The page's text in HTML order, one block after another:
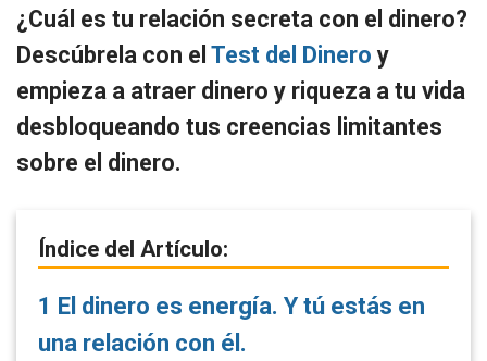
¿Cuál es tu relación secreta con el dinero?
Descúbrela con el Test del Dinero y
empieza a atraer dinero y riqueza a tu vida
desbloqueando tus creencias limitantes
sobre el dinero.
Índice del Artículo:
1 El dinero es energía. Y tú estás en
una relación con él.